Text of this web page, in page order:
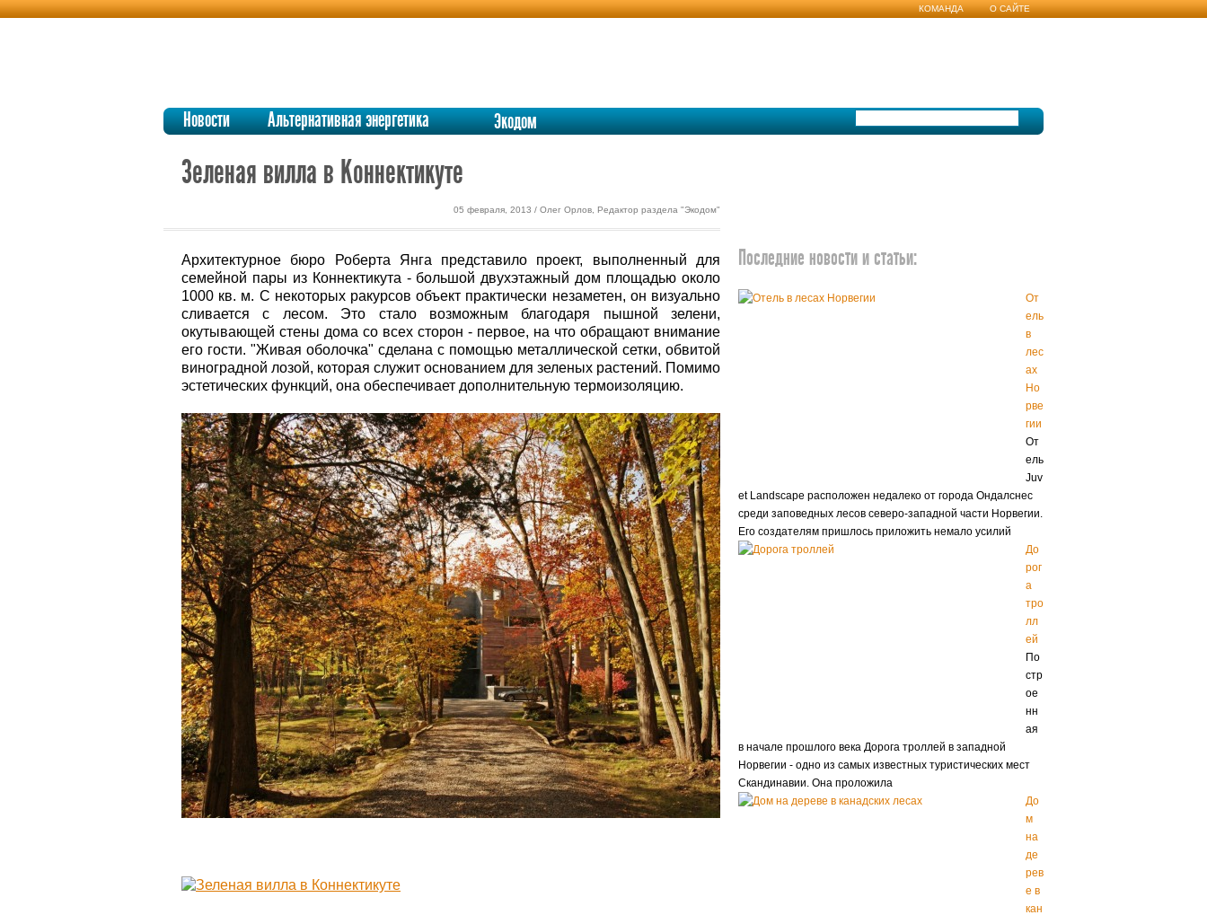
КОМАНДА О САЙТЕ
Новости Альтернативная энергетика Экодом
Зеленая вилла в Коннектикуте
05 февраля, 2013 / Олег Орлов, Редактор раздела "Экодом"
Архитектурное бюро Роберта Янга представило проект, выполненный для
семейной пары из Коннектикута - большой двухэтажный дом площадью около
1000 кв. м. С некоторых ракурсов объект практически незаметен, он визуально
сливается с лесом. Это стало возможным благодаря пышной зелени,
окутывающей стены дома со всех сторон - первое, на что обращают внимание
его гости. "Живая оболочка" сделана с помощью металлической сетки, обвитой
виноградной лозой, которая служит основанием для зеленых растений. Помимо
эстетических функций, она обеспечивает дополнительную термоизоляцию.
Последние новости и статьи:
От
ель
в
лес
ах
Но
рве
гии
От
ель
Juv
et Landscape расположен недалеко от города Ондалснес
среди заповедных лесов северо-западной части Норвегии.
Его создателям пришлось приложить немало усилий
До
рог
а
тро
лл
ей
По
стр
ое
нн
ая
в начале прошлого века Дорога троллей в западной
Норвегии - одно из самых известных туристических мест
Скандинавии. Она проложила
До
м
на
де
рев
е в
кан